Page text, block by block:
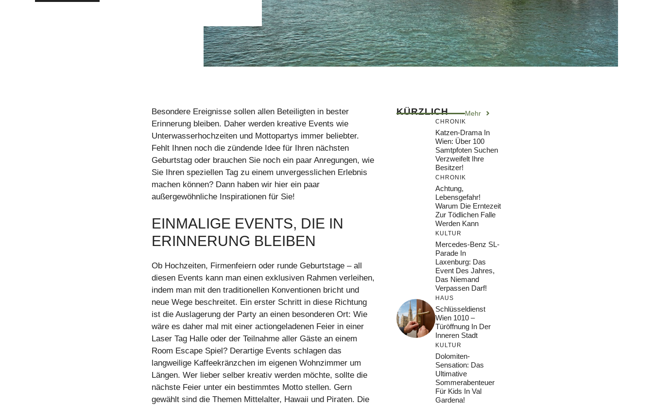
Besondere Ereignisse sollen allen Beteiligten in bester
Erinnerung bleiben. Daher werden kreative Events wie
Unterwasserhochzeiten und Mottopartys immer beliebter.
Fehlt Ihnen noch die zündende Idee für Ihren nächsten
Geburtstag oder brauchen Sie noch ein paar Anregungen, wie
Sie Ihren speziellen Tag zu einem unvergesslichen Erlebnis
machen können? Dann haben wir hier ein paar
außergewöhnliche Inspirationen für Sie!
EINMALIGE EVENTS, DIE IN
ERINNERUNG BLEIBEN
Ob Hochzeiten, Firmenfeiern oder runde Geburtstage – all
diesen Events kann man einen exklusiven Rahmen verleihen,
indem man mit den traditionellen Konventionen bricht und
neue Wege beschreitet. Ein erster Schritt in diese Richtung
ist die Auslagerung der Party an einen besonderen Ort: Wie
wäre es daher mal mit einer actiongeladenen Feier in einer
Laser Tag Halle oder der Teilnahme aller Gäste an einem
Room Escape Spiel? Derartige Events schlagen das
langweilige Kaffeekränzchen im eigenen Wohnzimmer um
Längen. Wer lieber selber kreativ werden möchte, sollte die
nächste Feier unter ein bestimmtes Motto stellen. Gern
gewählt sind die Themen Mittelalter, Hawaii und Piraten. Die
KÜRZLICH Mehr
CHRONIK
Katzen-Drama In
Wien: Über 100
Samtpfoten Suchen
Verzweifelt Ihre
Besitzer!
CHRONIK
Achtung,
Lebensgefahr!
Warum Die Erntezeit
Zur Tödlichen Falle
Werden Kann
KULTUR
Mercedes-Benz SL-
Parade In
Laxenburg: Das
Event Des Jahres,
Das Niemand
Verpassen Darf!
HAUS
Schlüsseldienst
Wien 1010 –
Türöffnung In Der
Inneren Stadt
KULTUR
Dolomiten-
Sensation: Das
Ultimative
Sommerabenteuer
Für Kids In Val
Gardena!